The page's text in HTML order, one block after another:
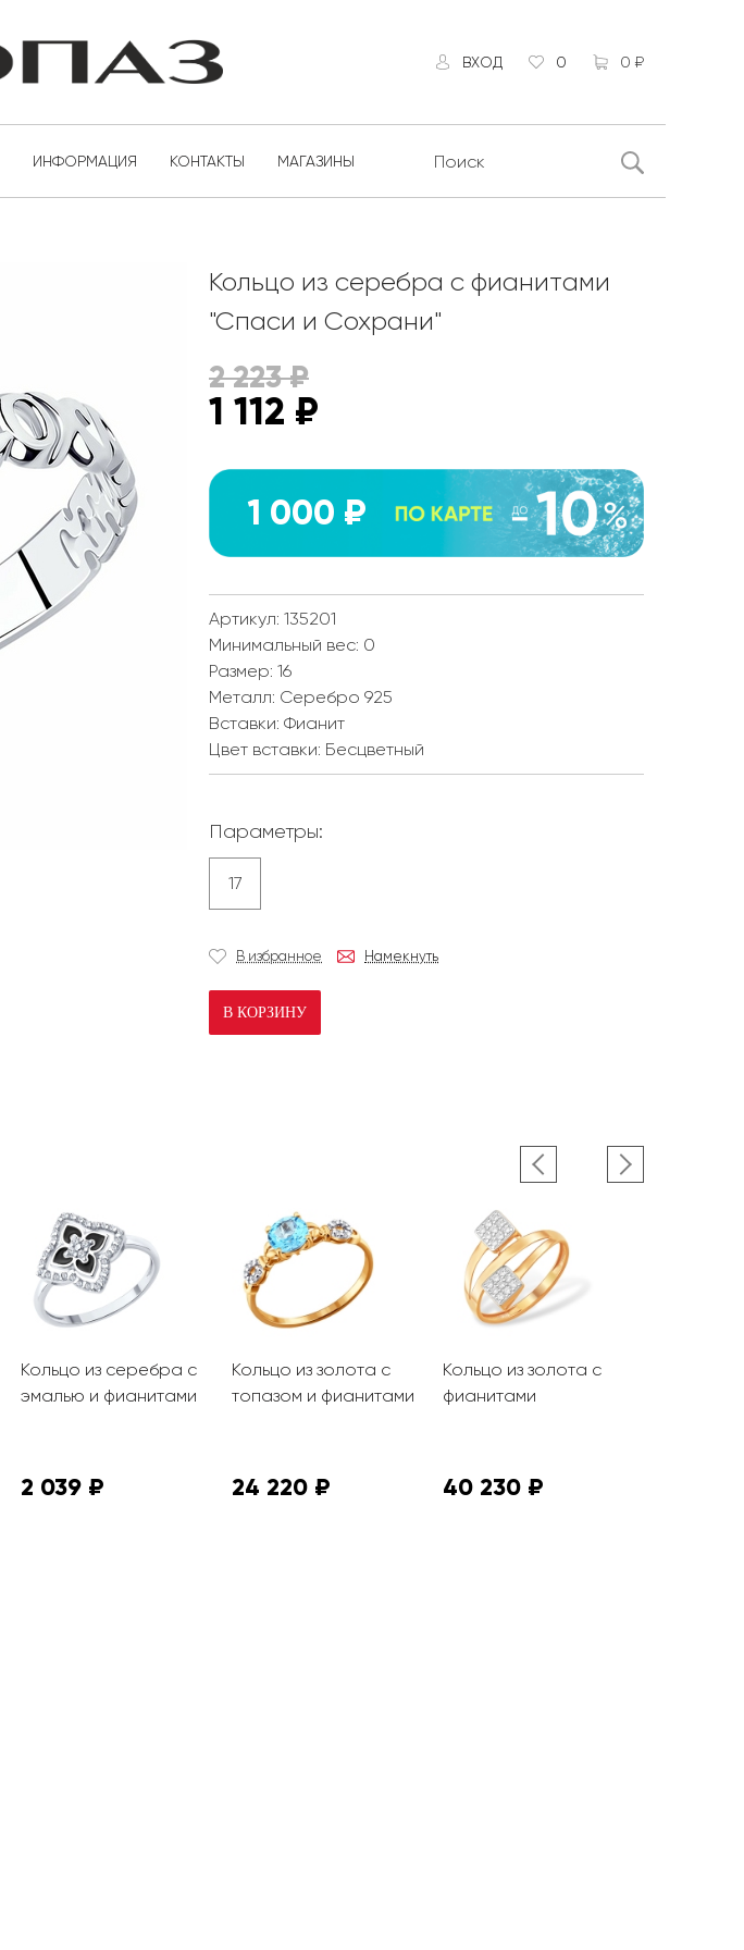
ВХОД 0 0 ₽
ИНФОРМАЦИЯ КОНТАКТЫ МАГАЗИНЫ
Кольцо из серебра с фианитами
"Спаси и Сохрани"
2 223₽
1 112 ₽
1 000 ₽
Артикул: 135201
Минимальный вес: 0
Размер: 16
Металл: Серебро 925
Вставки: Фианит
Цвет вставки: Бесцветный
Параметры:
17
В избранное Намекнуть
В КОРЗИНУ
Кольцо из серебра с
эмалью и фианитами
2 039 ₽
Кольцо из золота с
топазом и фианитами
24 220 ₽
Кольцо из золота с
фианитами
40 230 ₽